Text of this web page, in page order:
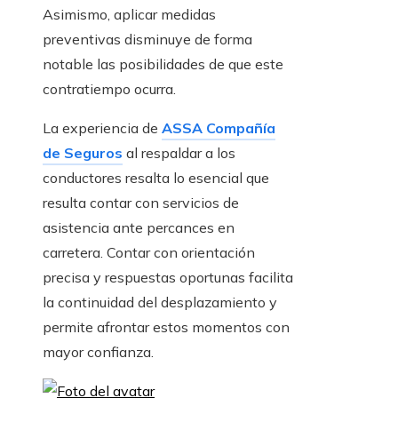
Asimismo, aplicar medidas
preventivas disminuye de forma
notable las posibilidades de que este
contratiempo ocurra.
La experiencia de ASSA Compañía
de Seguros al respaldar a los
conductores resalta lo esencial que
resulta contar con servicios de
asistencia ante percances en
carretera. Contar con orientación
precisa y respuestas oportunas facilita
la continuidad del desplazamiento y
permite afrontar estos momentos con
mayor confianza.